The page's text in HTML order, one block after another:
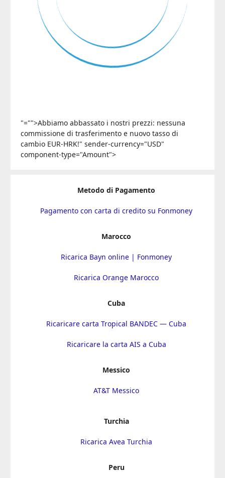
"="">Abbiamo abbassato i nostri prezzi: nessuna
commissione di trasferimento e nuovo tasso di
cambio EUR-HRK!" sender-currency="USD"
component-type="Amount">
Metodo di Pagamento
Pagamento con carta di credito su Fonmoney
Marocco
Ricarica Bayn online | Fonmoney
Ricarica Orange Marocco
Cuba
Ricaricare carta Tropical BANDEC — Cuba
Ricaricare la carta AIS a Cuba
Messico
AT&T Messico
Turchia
Ricarica Avea Turchia
Peru